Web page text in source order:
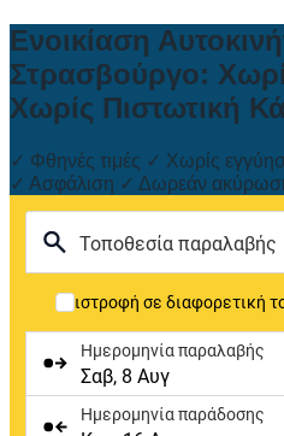
Ενοικίαση
Στρασβούργο:
Χωρίς Πιστωτική
✓ Φθηνές τιμές ✓ Χωρίς
✓ Ασφάλιση ✓ Δωρεάν